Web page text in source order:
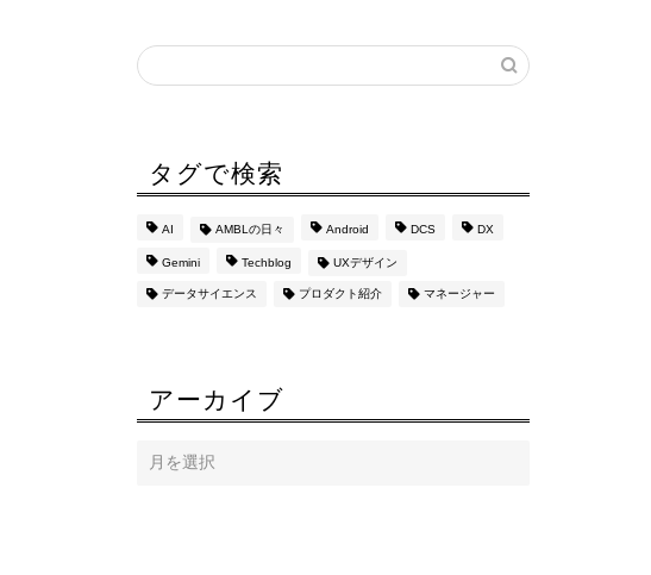
タグで検索
AI AMBLの日々 Android DCS DX
Gemini Techblog UXデザイン
データサイエンス プロダクト紹介 マネージャー
アーカイブ